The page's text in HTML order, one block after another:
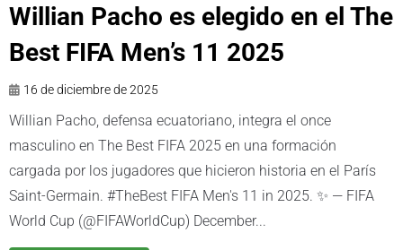
Willian Pacho es elegido en el The
Best FIFA Men’s 11 2025
16 de diciembre de 2025
Willian Pacho, defensa ecuatoriano, integra el once
masculino en The Best FIFA 2025 en una formación
cargada por los jugadores que hicieron historia en el París
Saint-Germain. #TheBest FIFA Men's 11 in 2025. ✨ — FIFA
World Cup (@FIFAWorldCup) December...